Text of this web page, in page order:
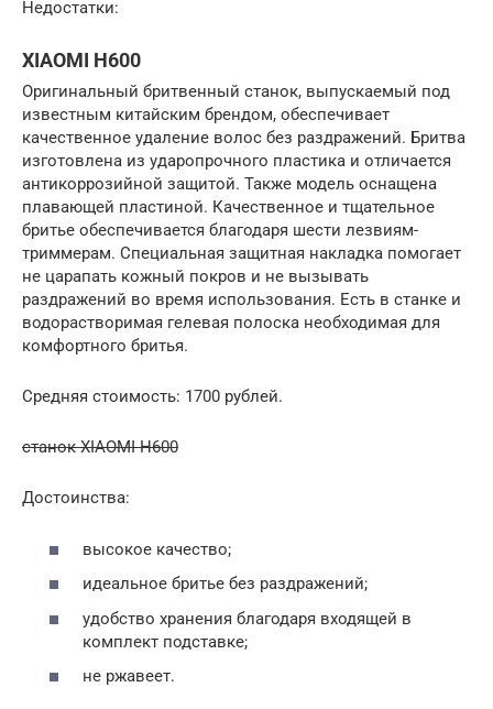
Недостатки:
XIAOMI H600
Оригинальный бритвенный станок, выпускаемый под
известным китайским брендом, обеспечивает
качественное удаление волос без раздражений. Бритва
изготовлена из ударопрочного пластика и отличается
антикоррозийной защитой. Также модель оснащена
плавающей пластиной. Качественное и тщательное
бритье обеспечивается благодаря шести лезвиям-
триммерам. Специальная защитная накладка помогает
не царапать кожный покров и не вызывать
раздражений во время использования. Есть в станке и
водорастворимая гелевая полоска необходимая для
комфортного бритья.
Средняя стоимость: 1700 рублей.
станок XIAOMI H600
Достоинства:
высокое качество;
идеальное бритье без раздражений;
удобство хранения благодаря входящей в
комплект подставке;
не ржавеет.